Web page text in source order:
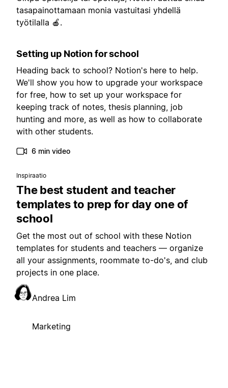
tasapainottamaan monia vastuitasi yhdellä
työtilalla 🍎.
Setting up Notion for school
Heading back to school? Notion's here to help.
We'll show you how to upgrade your workspace
for free, how to set up your workspace for
keeping track of notes, thesis planning, job
hunting and more, as well as how to collaborate
with other students.
6 min video
Inspiraatio
The best student and teacher
templates to prep for day one of
school
Get the most out of school with these Notion
templates for students and teachers — organize
all your assignments, roommate to-do's, and club
projects in one place.
Andrea Lim
Marketing